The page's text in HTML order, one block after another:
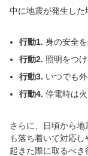
中に地震が発生した
行動1. 身の安全
行動2. 照明をつ
行動3. いつでも
行動4. 停電時は
さらに、日頃から
も落ち着いて対応
起きた際に取るべ